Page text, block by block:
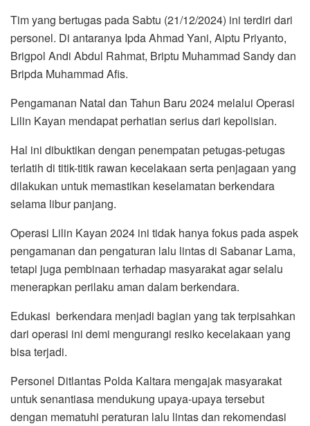
Tim yang bertugas pada Sabtu (21/12/2024) ini terdiri dari
personel. Di antaranya Ipda Ahmad Yani, Aiptu Priyanto,
Brigpol Andi Abdul Rahmat, Briptu Muhammad Sandy dan
Bripda Muhammad Afis.
Pengamanan Natal dan Tahun Baru 2024 melalui Operasi
Lilin Kayan mendapat perhatian serius dari kepolisian.
Hal ini dibuktikan dengan penempatan petugas-petugas
terlatih di titik-titik rawan kecelakaan serta penjagaan yang
dilakukan untuk memastikan keselamatan berkendara
selama libur panjang.
Operasi Lilin Kayan 2024 ini tidak hanya fokus pada aspek
pengamanan dan pengaturan lalu lintas di Sabanar Lama,
tetapi juga pembinaan terhadap masyarakat agar selalu
menerapkan perilaku aman dalam berkendara.
Edukasi berkendara menjadi bagian yang tak terpisahkan
dari operasi ini demi mengurangi resiko kecelakaan yang
bisa terjadi.
Personel Ditlantas Polda Kaltara mengajak masyarakat
untuk senantiasa mendukung upaya-upaya tersebut
dengan mematuhi peraturan lalu lintas dan rekomendasi